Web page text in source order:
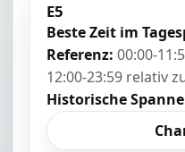
E5
Beste Zeit im
Referenz: 00:00-
12:00-23:59 relativ
Historische